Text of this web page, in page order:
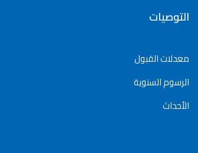
التوصيات
معدلات القبول
الرسوم السنوية
الأحداث